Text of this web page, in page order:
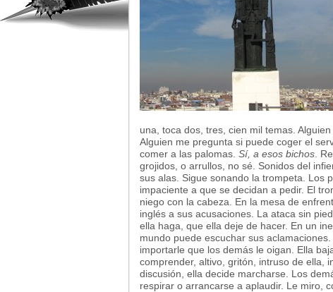
una, toca dos, tres, cien mil temas.
Alguien me pregunta si puede coger el
comer a las palomas. Sí, a esos bichos .
grojidos, o arrullos, no sé. Sonidos del
sus alas. Sigue sonando la trompeta. Los
impaciente a que se decidan a pedir. El
niego con la cabeza. En la mesa de
inglés a sus acusaciones. La ataca sin
ella haga, que ella deje de hacer. En un
mundo puede escuchar sus
importarle que los demás le oigan. Ella
comprender, altivo, gritón, intruso de ella,
discusión, ella decide marcharse. Los
respirar o arrancarse a aplaudir. Le miro,